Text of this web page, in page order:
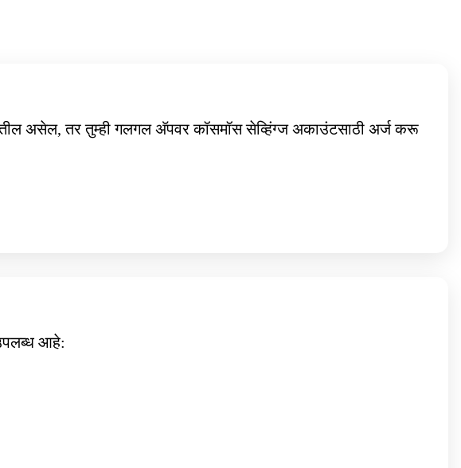
असेल, तर तुम्ही गलगल अ‍ॅपवर कॉसमॉस सेव्हिंग्ज अकाउंटसाठी अर्ज करू
आहे: